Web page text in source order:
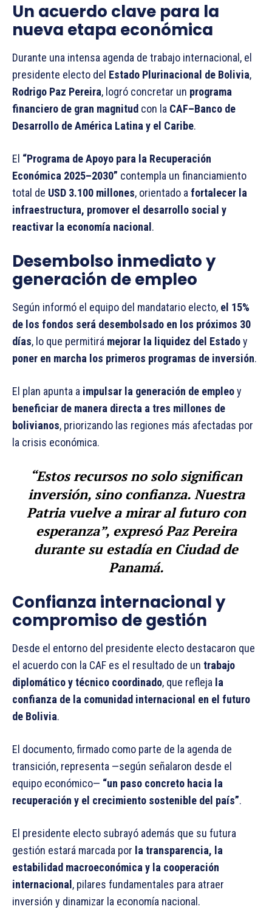
Un acuerdo clave para la
nueva etapa económica
Durante una intensa agenda de trabajo internacional, el
presidente electo del Estado Plurinacional de Bolivia,
Rodrigo Paz Pereira, logró concretar un programa
financiero de gran magnitud con la CAF–Banco de
Desarrollo de América Latina y el Caribe.
El “Programa de Apoyo para la Recuperación
Económica 2025–2030” contempla un financiamiento
total de USD 3.100 millones, orientado afortalecer la
infraestructura, promover el desarrollo social y
reactivar la economía nacional .
Desembolso inmediato y
generación de empleo
Según informó el equipo del mandatario electo, el 15%
de los fondos será desembolsado en los próximos 30
días, lo que permitirá mejorar la liquidez del Estadoy
poner en marcha los primeros programas de inversión.
El plan apunta a impulsar la generación de empleoy
beneficiar de manera directa a tres millones de
bolivianos, priorizando las regiones más afectadas por
la crisis económica.
“Estos recursos no solo significan
inversión, sino confianza. Nuestra
Patria vuelve a mirar al futuro con
esperanza”, expresó Paz Pereira
durante su estadía en Ciudad de
Panamá.
Confianza internacional y
compromiso de gestión
Desde el entorno del presidente electo destacaron que
el acuerdo con la CAF es el resultado de un trabajo
diplomático y técnico coordinado, que refleja la
confianza de la comunidad internacional en el futuro
de Bolivia.
El documento, firmado como parte de la agenda de
transición, representa —según señalaron desde el
equipo económico— “un paso concreto hacia la
recuperación y el crecimiento sostenible del país”.
El presidente electo subrayó además que su futura
gestión estará marcada por la transparencia, la
estabilidad macroeconómica y la cooperación
internacional , pilares fundamentales para atraer
inversión y dinamizar la economía nacional.